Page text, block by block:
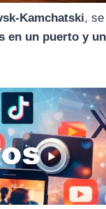
Kamchatski, se
en un puerto y